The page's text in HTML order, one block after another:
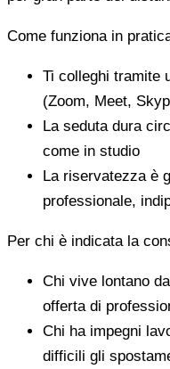
Come funziona in
Ti colleghi tramite
(Zoom, Meet,
La seduta dura
come in studio
La riservatezza è
professionale,
Per chi è indicata la
Chi vive lontano
offerta di
Chi ha impegni
difficili gli